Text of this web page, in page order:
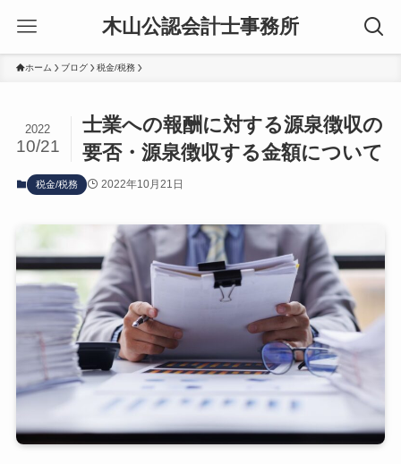
木山公認会計士事務所
ホーム ブログ 税金/税務
士業への報酬に対する源泉徴収の
要否・源泉徴収する金額について
2022
10/21
税金/税務 2022年10月21日